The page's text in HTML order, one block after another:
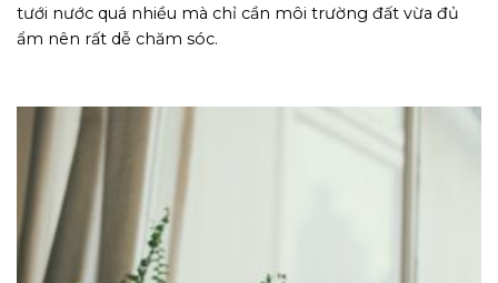
tưới nước quá nhiều mà chỉ cần môi trường đất vừa đủ
ẩm nên rất dễ chăm sóc.